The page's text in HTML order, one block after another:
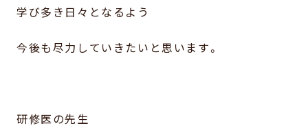
学び多き日々となるよう
今後も尽力していきたいと思います。
研修医の先生